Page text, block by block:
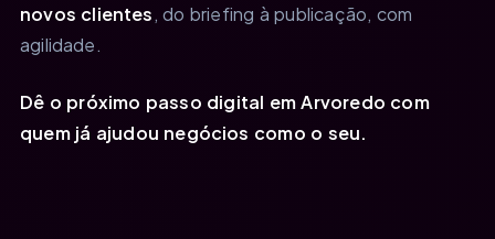
novos clientes, do briefing à publicação, com
agilidade.
Dê o próximo passo digital em Arvoredo com
quem já ajudou negócios como o seu.